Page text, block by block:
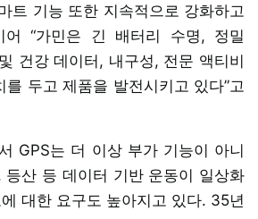
트 기능 또한 지속적으로 강화하고
어 “가민은 긴 배터리 수명, 정밀
건강 데이터, 내구성, 전문 액티비
두고 제품을 발전시키고 있다”고
GPS는 더 이상 부가 기능이 아니
등산 등 데이터 기반 운동이 일상화
대한 요구도 높아지고 있다. 35년